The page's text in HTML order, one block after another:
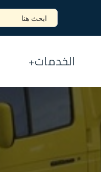
الخدمات